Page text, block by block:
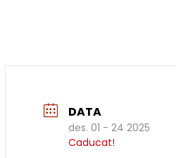
DATA
des. 01 - 24 2025
Caducat!